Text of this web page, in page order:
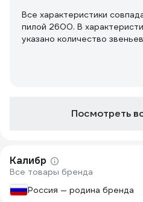
Все характеристики
пилой 2600. В
указано количество
Посмотреть
Калибр
Все товары бренда
Россия — родина бренда